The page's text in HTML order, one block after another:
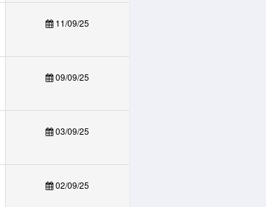
11/09/25
09/09/25
03/09/25
02/09/25